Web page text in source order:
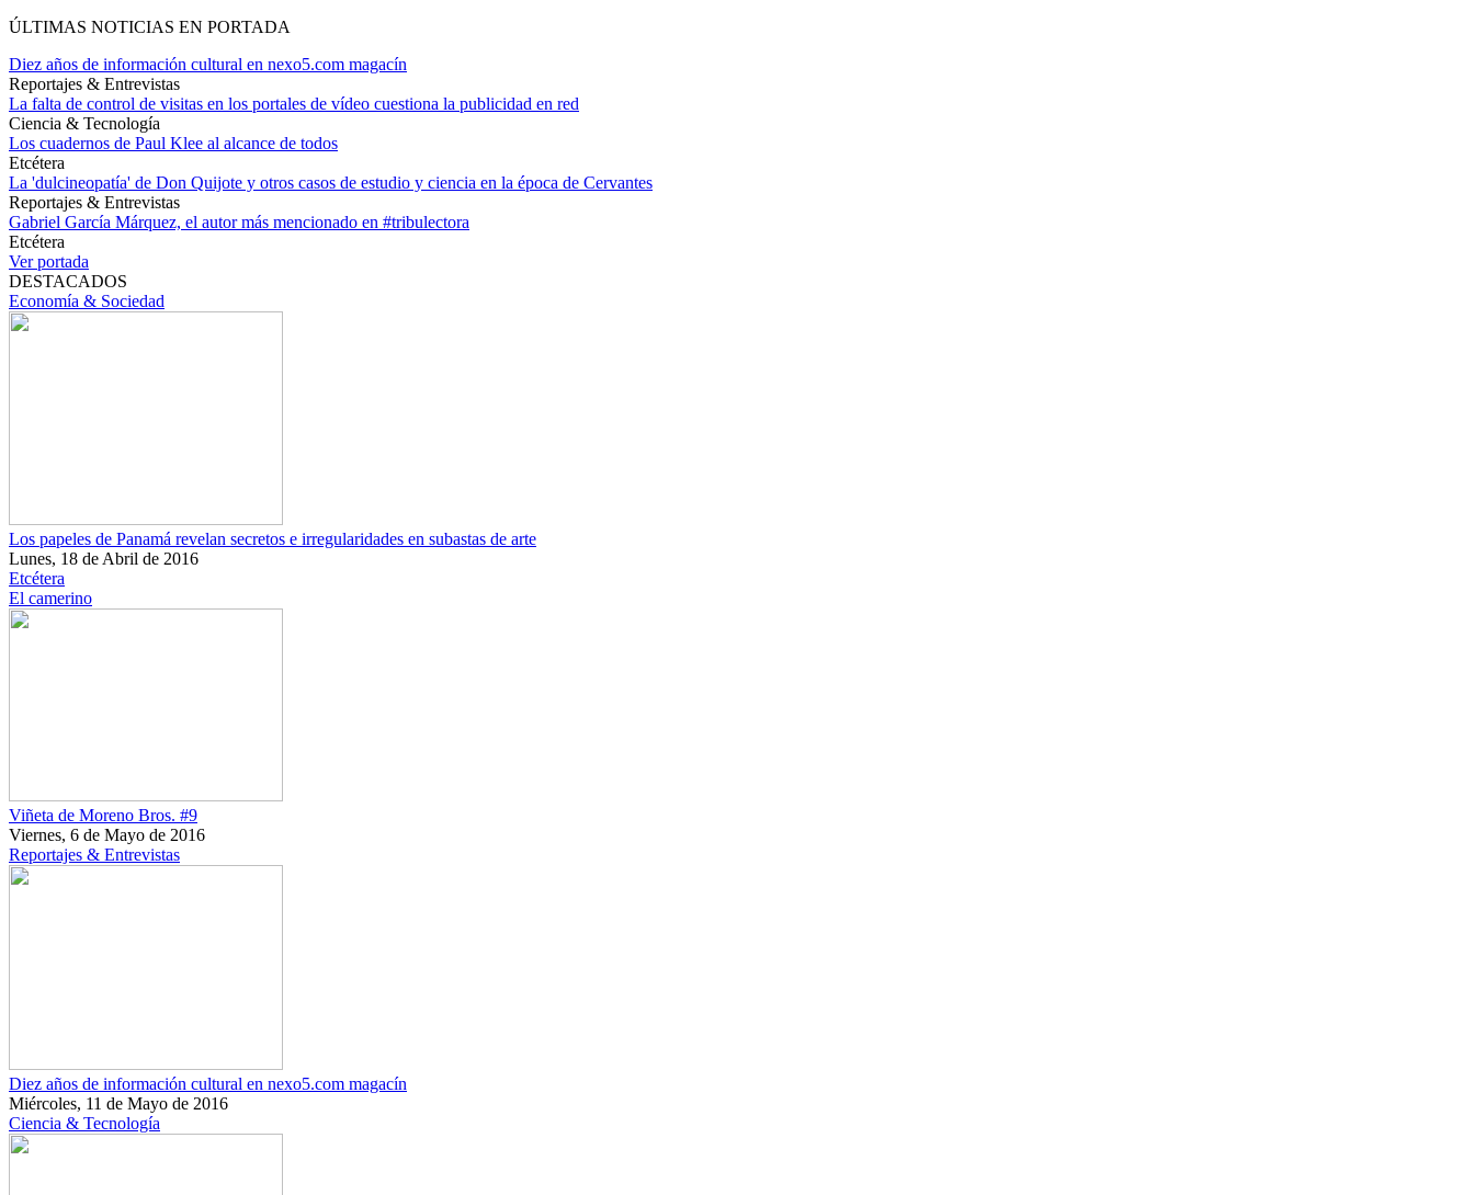
ÚLTIMAS NOTICIAS EN PORTADA
Diez años de información cultural en nexo5.com magacín
Reportajes & Entrevistas
La falta de control de visitas en los portales de vídeo cuestiona la publicidad en red
Ciencia & Tecnología
Los cuadernos de Paul Klee al alcance de todos
Etcétera
La 'dulcineopatía' de Don Quijote y otros casos de estudio y ciencia en la época de Cervantes
Reportajes & Entrevistas
Gabriel García Márquez, el autor más mencionado en #tribulectora
Etcétera
Ver portada
DESTACADOS
Economía & Sociedad
Los papeles de Panamá revelan secretos e irregularidades en subastas de arte
Lunes, 18 de Abril de 2016
Etcétera
El camerino
Viñeta de Moreno Bros. #9
Viernes, 6 de Mayo de 2016
Reportajes & Entrevistas
Diez años de información cultural en nexo5.com magacín
Miércoles, 11 de Mayo de 2016
Ciencia & Tecnología